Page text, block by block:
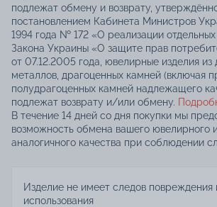
подлежат обмену и возврату,
постановлением Кабинета Министров
1994 года № 172 «О реализации
Закона Украины «О защите прав
от 07.12.2005 года, ювелирные изделия из
металлов, драгоценных камней (включая
полудрагоценных камней надлежащего
подлежат возврату и/или обмену.
В течение 14 дней со дня покупки мы
возможность обмена вашего ювелирного
аналогичного качества при соблюдении
Изделие не имеет следов повреждения
использования